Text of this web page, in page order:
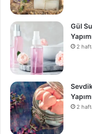
Gül
2
2